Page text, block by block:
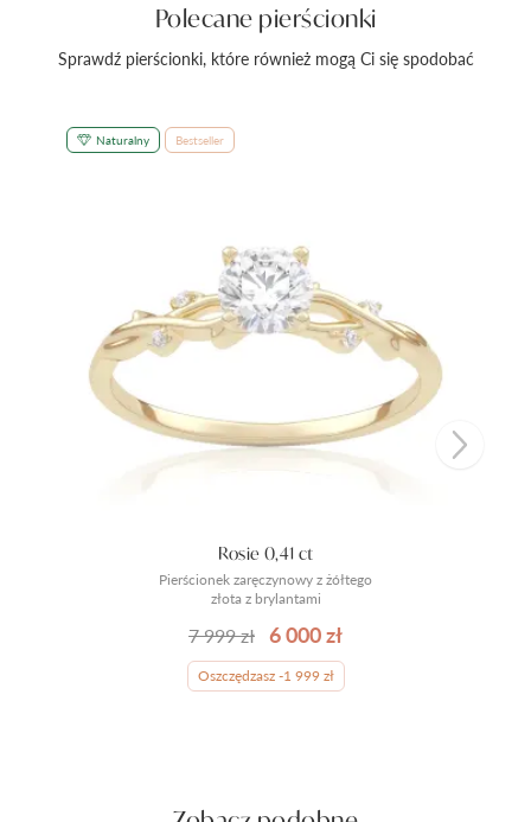
Polecane pierścionki
Sprawdź pierścionki, które również mogą Ci się spodobać
Naturalny Bestseller
Pierścionek zaręczynowy z żółtego
złota z brylantami
Rosie 0,41 ct
7 999 zł 6 000 zł
Oszczędzasz -1 999 zł